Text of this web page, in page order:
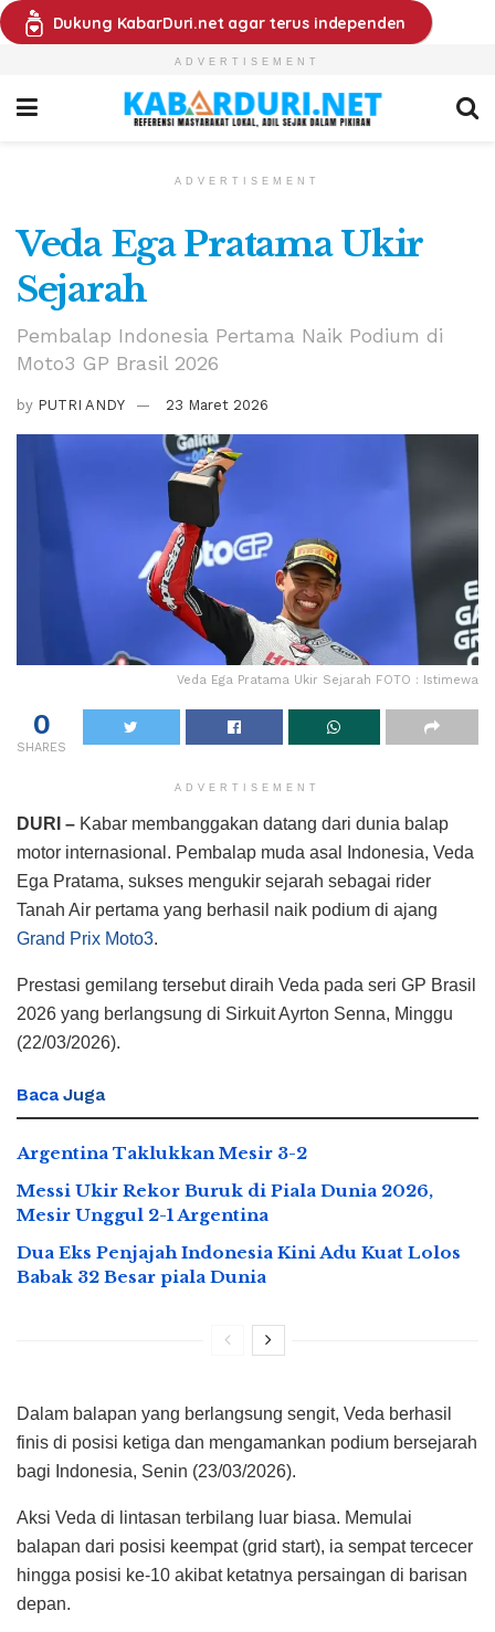
Dukung KabarDuri.net agar terus independen
ADVERTISEMENT
ADVERTISEMENT
Veda Ega Pratama Ukir
Sejarah
Pembalap Indonesia Pertama Naik Podium di
Moto3 GP Brasil 2026
by PUTRI ANDY 23 Maret 2026
Veda Ega Pratama Ukir Sejarah FOTO : Istimewa
0
SHARES
ADVERTISEMENT
DURI – Kabar membanggakan datang dari dunia balap
motor internasional. Pembalap muda asal Indonesia, Veda
Ega Pratama, sukses mengukir sejarah sebagai rider
Tanah Air pertama yang berhasil naik podium di ajang
Grand Prix Moto3.
Prestasi gemilang tersebut diraih Veda pada seri GP Brasil
2026 yang berlangsung di Sirkuit Ayrton Senna, Minggu
(22/03/2026).
Baca Juga
Argentina Taklukkan Mesir 3-2
Messi Ukir Rekor Buruk di Piala Dunia 2026,
Mesir Unggul 2-1 Argentina
Dua Eks Penjajah Indonesia Kini Adu Kuat Lolos
Babak 32 Besar piala Dunia
Dalam balapan yang berlangsung sengit, Veda berhasil
finis di posisi ketiga dan mengamankan podium bersejarah
bagi Indonesia, Senin (23/03/2026).
Aksi Veda di lintasan terbilang luar biasa. Memulai
balapan dari posisi keempat (grid start), ia sempat tercecer
hingga posisi ke-10 akibat ketatnya persaingan di barisan
depan.